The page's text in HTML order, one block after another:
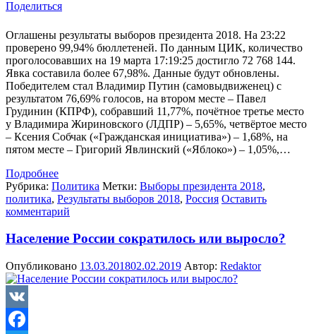
Поделиться
Оглашены результаты выборов президента 2018. На 23:22
проверено 99,94% бюллетеней. По данным ЦИК, количество
проголосовавших на 19 марта 17:19:25 достигло 72 768 144.
Явка составила более 67,98%. Данные будут обновлены.
Победителем стал Владимир Путин (самовыдвиженец) с
результатом 76,69% голосов, на втором месте – Павел
Грудинин (КПРФ), собравший 11,77%, почётное третье место
у Владимира Жириновского (ЛДПР) – 5,65%, четвёртое место
– Ксения Собчак («Гражданская инициатива») – 1,68%, на
пятом месте – Григорий Явлинский («Яблоко») – 1,05%,…
Подробнее
Рубрика: Политика Метки: Выборы президента 2018,
политика, Результаты выборов 2018, Россия Оставить
комментарий
Население России сократилось или выросло?
Опубликовано 13.03.201802.02.2019 Автор: Redaktor
VK